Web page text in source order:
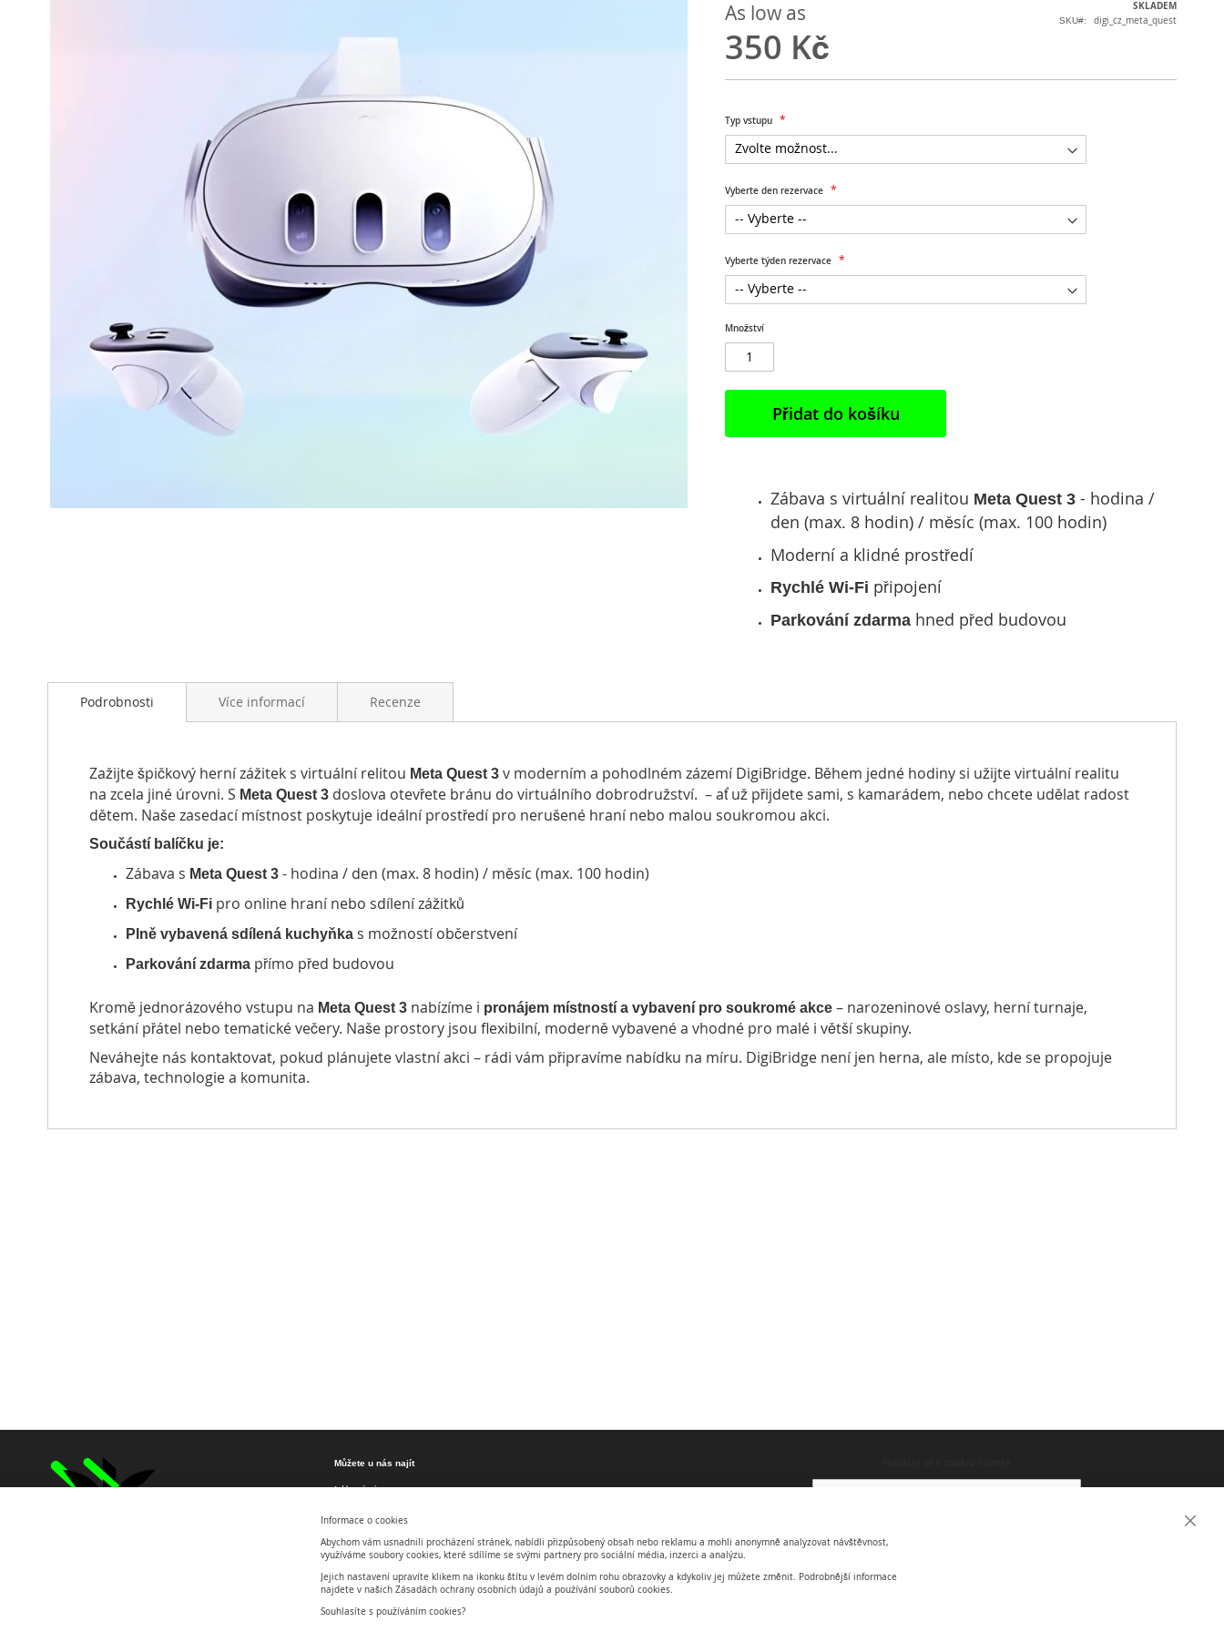
As low as
350 Kč
SKLADEM
SKU digi_cz_meta_quest
Typ vstupu
Vyberte den rezervace
Vyberte týden rezervace
Množství
Přidat do košíku
Zábava s virtuální realitou Meta Quest 3 - hodina /
den (max. 8 hodin) / měsíc (max. 100 hodin)
Moderní a klidné prostředí
Rychlé Wi-Fi připojení
Parkování zdarma hned před budovou
Podrobnosti
Zažijte špičkový herní zážitek s virtuální relitou Meta Quest 3 v moderním a pohodlném zázemí DigiBridge. Během jedné hodiny si užijte virtuální realitu
na zcela jiné úrovni. S Meta Quest 3 doslova otevřete bránu do virtuálního dobrodružství. – ať už přijdete sami, s kamarádem, nebo chcete udělat radost
dětem. Naše zasedací místnost poskytuje ideální prostředí pro nerušené hraní nebo malou soukromou akci.
Součástí balíčku je:
Zábava s Meta Quest 3 - hodina / den (max. 8 hodin) / měsíc (max. 100 hodin)
Rychlé Wi-Fi pro online hraní nebo sdílení zážitků
Plně vybavená sdílená kuchyňka s možností občerstvení
Parkování zdarma přímo před budovou
Kromě jednorázového vstupu na Meta Quest 3 nabízíme i pronájem místností a vybavení pro soukromé akce – narozeninové oslavy, herní turnaje,
setkání přátel nebo tematické večery. Naše prostory jsou flexibilní, moderně vybavené a vhodné pro malé i větší skupiny.
Neváhejte nás kontaktovat, pokud plánujete vlastní akci – rádi vám připravíme nabídku na míru. DigiBridge není jen herna, ale místo, kde se propojuje
zábava, technologie a komunita.
Více informací Recenze
Můžete u nás najít
Herní zóna
3D tisk & kreativita
Školní a firemní akce
Zajímavosti
Close
Informace o cookies
Abychom vám usnadnili procházení stránek, nabídli přizpůsobený obsah nebo reklamu a mohli anonymně analyzovat návštěvnost,
využíváme soubory cookies, které sdílíme se svými partnery pro sociální média, inzerci a analýzu.
Jejich nastavení upravíte klikem na ikonku štítu v levém dolním rohu obrazovky a kdykoliv jej můžete změnit. Podrobnější informace
najdete v našich Zásadách ochrany osobních údajů a používání souborů cookies.
Souhlasíte s používáním cookies?